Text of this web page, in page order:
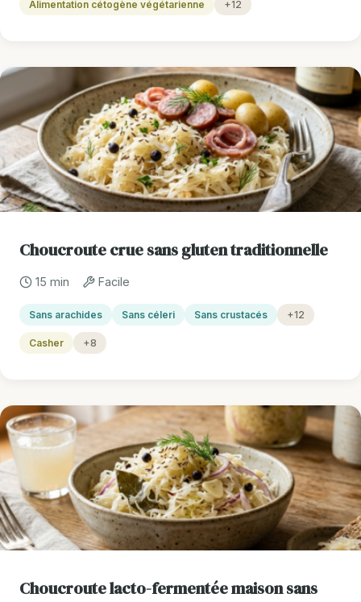
Alimentation cétogène végétarienne +12
Choucroute crue sans gluten traditionnelle
15 min Facile
Sans arachides Sans céleri Sans crustacés +12
Casher +8
Choucroute lacto-fermentée maison sans